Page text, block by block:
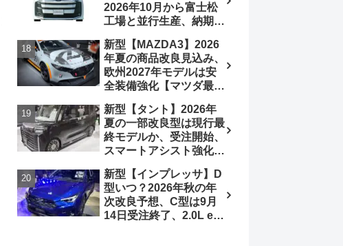
キ最新情報】
2026年10月から富士松
工場と並行生産、納期短
2026年5月6日マイナー
チェンジ、価格 NOAH
326万1500円、VOXY
375万1000円、特別仕様
車 WxBと煌の追加に期
待、S-Zに12.3インチメ
ーター
新型【MAZDA3】2026
年夏の商品改良見込み、
欧州2027年モデルは安
全装備強化【マツダ最新
ジは2028年以降予想
新型【タント】2026年
夏の一部改良型は現行最
終モデルか、受注開始、
スマートアシスト強化と
フルモデルチェンジ予想
【ダイハツ最新情報】
新型【インプレッサ】D
型いつ？2026年秋の年
次改良予想、C型は9月
14日受注終了、2.0L e-